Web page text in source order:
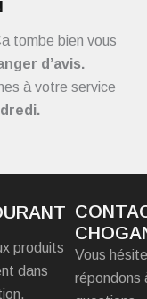
tombe bien vous
d’avis.
à votre service
produits
dans
Vous
répondons